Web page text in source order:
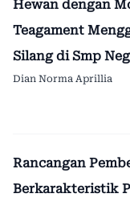
Hewan dengan
Teagament
Silang di Smp
Dian Norma Aprillia
Rancangan
Berkarakteristik